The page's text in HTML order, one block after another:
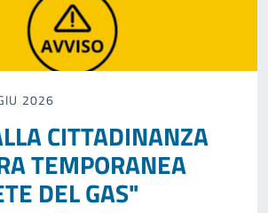
2026
CITTADINANZA
TEMPORANEA
DEL GAS"